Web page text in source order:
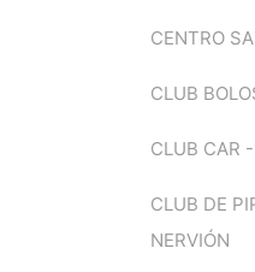
CENTRO
CLUB
CLUB CAR
CLUB DE
NERVIÓN